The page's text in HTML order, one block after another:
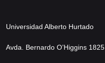
Universidad Alberto Hurtado
Avda. Bernardo O’Higgins 1825